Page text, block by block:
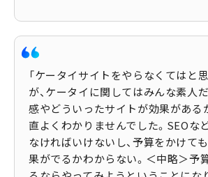
「ケータイサイトをやらなくてはと
が、ケータイに関してはみんな素人
感やどういったサイトが効果がある
直よくわかりませんでした。SEOな
なければいけないし、予算をかけて
果がでるかわからない。＜中略＞予